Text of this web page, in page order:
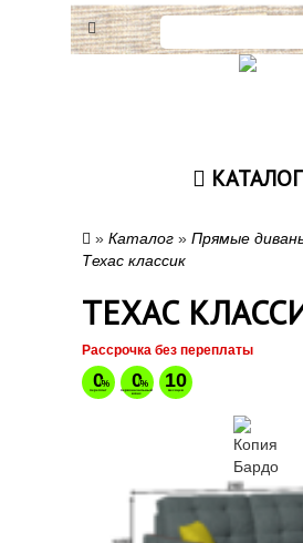
КАТАЛОГ
» Каталог» Прямые
Техас классик
ТЕХАС
Рассрочка без переплаты
0%
переплат 0%
первоначальный
взонс
10
месяцев